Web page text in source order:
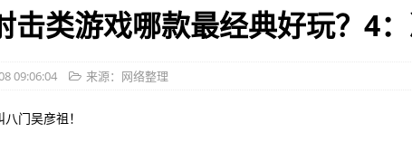
击类游戏哪款最经典好玩？4
09:06:04 来源：网络整理
门吴彦祖！